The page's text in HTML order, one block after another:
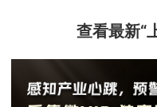
查看最新“